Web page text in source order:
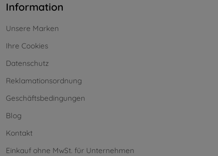
Information
Unsere Marken
Ihre Cookies
Datenschutz
Reklamationsordnung
Geschäftsbedingungen
Blog
Kontakt
Einkauf ohne MwSt. für Unternehmen